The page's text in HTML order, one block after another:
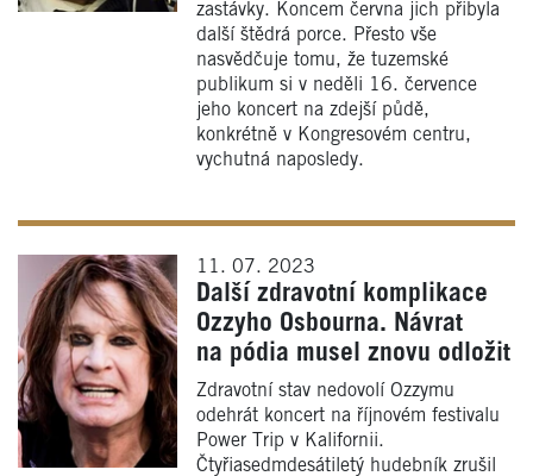
zastávky. Koncem června jich přibyla
další štědrá porce. Přesto vše
nasvědčuje tomu, že tuzemské
publikum si v neděli 16. července
jeho koncert na zdejší půdě,
konkrétně v Kongresovém centru,
vychutná naposledy.
11. 07. 2023
Další zdravotní komplikace
Ozzyho Osbourna. Návrat
na pódia musel znovu odložit
Zdravotní stav nedovolí Ozzymu
odehrát koncert na říjnovém festivalu
Power Trip v Kalifornii.
Čtyřiasedmdesátiletý hudebník zrušil